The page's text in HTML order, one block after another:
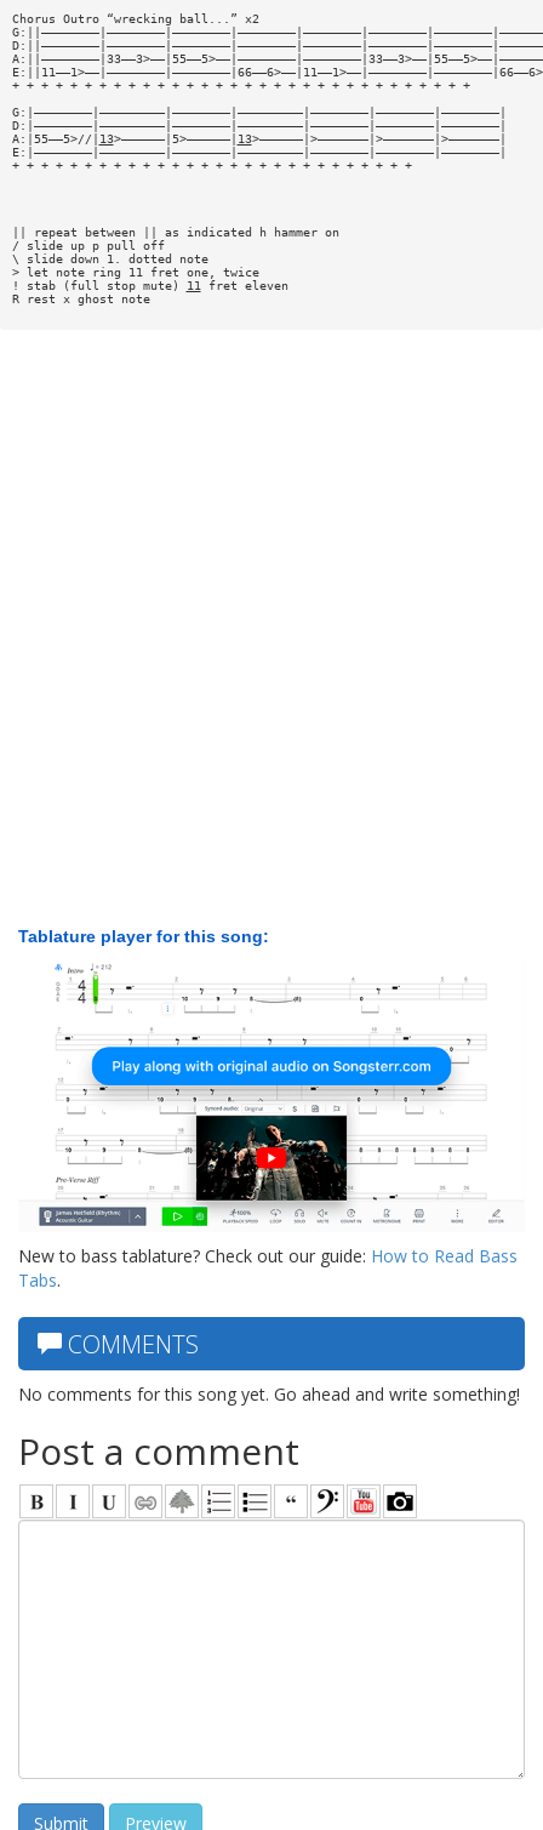
Chorus Outro “wrecking ball...” x2
+ + + + + + + + + + + + + + + + + + + + + + + + + + + + + + + +
G:|————————|—————————|————————|—————————|————————|————————|————————|
D:|————————|—————————|————————|—————————|————————|————————|————————|
A:|55——5>//|
13>——————|5>——————| 13>——————|>———————|>———————|>———————|
E:|————————|—————————|————————|—————————|————————|————————|————————|
+ + + + + + + + + + + + + + + + + + + + + + + + + + + +
|| repeat between || as indicated h hammer on
/ slide up p pull off
\ slide down 1. dotted note
> let note ring 11 fret one, twice
! stab (full stop mute)
11
fret eleven
R rest x ghost note
Tablature player for this song:
New to bass tablature? Check out our guide: How to Read Bass
Tabs.
COMMENTS
No comments for this song yet. Go ahead and write something!
Post a comment